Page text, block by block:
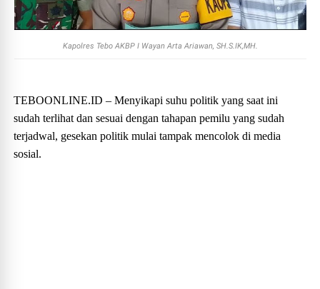
Kapolres Tebo AKBP I Wayan Arta Ariawan, SH.S.IK,MH.
TEBOONLINE.ID – Menyikapi suhu politik yang saat ini
sudah terlihat dan sesuai dengan tahapan pemilu yang sudah
terjadwal, gesekan politik mulai tampak mencolok di media
sosial.